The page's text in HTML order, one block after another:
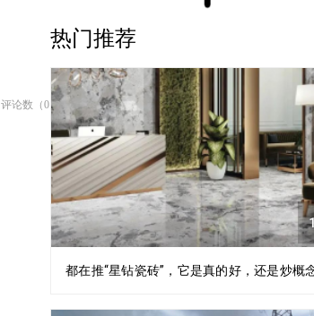
评论数（0）
热门推荐
都在推“星钻瓷砖”，它是真的好，还是炒概